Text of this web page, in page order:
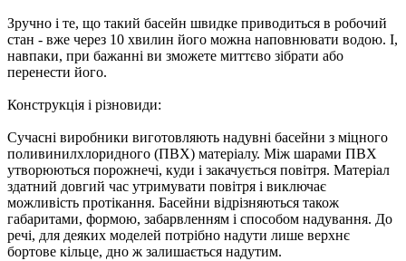
Зручно і те, що такий басейн швидке приводиться в робочий
стан - вже через 10 хвилин його можна наповнювати водою. І,
навпаки, при бажанні ви зможете миттєво зібрати або
перенести його.
Конструкція і різновиди:
Сучасні виробники виготовляють надувні басейни з міцного
поливинилхлоридного (ПВХ) матеріалу. Між шарами ПВХ
утворюються порожнечі, куди і закачується повітря. Матеріал
здатний довгий час утримувати повітря і виключає
можливість протікання. Басейни відрізняються також
габаритами, формою, забарвленням і способом надування. До
речі, для деяких моделей потрібно надути лише верхнє
бортове кільце, дно ж залишається надутим.